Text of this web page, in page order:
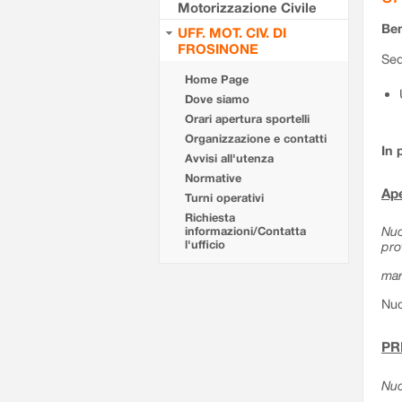
Motorizzazione Civile
UFF. MOT. CIV. DI
FROSINONE
Home Page
Dove siamo
Orari apertura sportelli
Organizzazione e contatti
Avvisi all'utenza
Normative
Turni operativi
Richiesta
informazioni/Contatta
l'ufficio
In